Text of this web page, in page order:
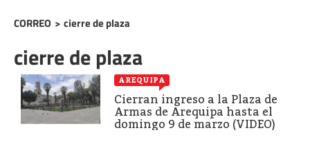
CORREO > cierre de plaza
cierre de plaza
AREQUIPA
Cierran ingreso a la Plaza de
Armas de Arequipa hasta el
domingo 9 de marzo (VIDEO)